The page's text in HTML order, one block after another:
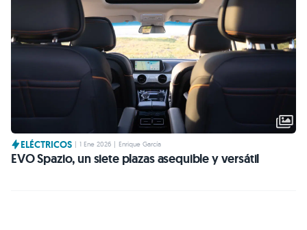
ELÉCTRICOS 1 Ene 2026 Enrique García
EVO Spazio, un siete plazas asequible y versátil